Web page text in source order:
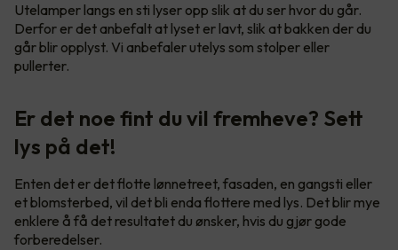
Utelamper langs en sti lyser opp slik at du ser hvor du går.
Derfor er det anbefalt at lyset er lavt, slik at bakken der du
går blir opplyst. Vi anbefaler utelys som stolper eller
pullerter.
Er det noe fint du vil fremheve? Sett
lys på det!
Enten det er det flotte lønnetreet, fasaden, en gangsti eller
et blomsterbed, vil det bli enda flottere med lys. Det blir mye
enklere å få det resultatet du ønsker, hvis du gjør gode
forberedelser.